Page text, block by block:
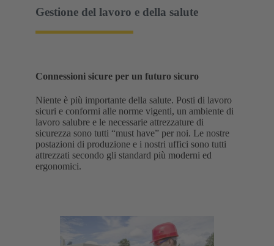
Gestione del lavoro e della salute
Connessioni sicure per un futuro sicuro
Niente è più importante della salute. Posti di lavoro
sicuri e conformi alle norme vigenti, un ambiente di
lavoro salubre e le necessarie attrezzature di
sicurezza sono tutti “must have” per noi. Le nostre
postazioni di produzione e i nostri uffici sono tutti
attrezzati secondo gli standard più moderni ed
ergonomici.